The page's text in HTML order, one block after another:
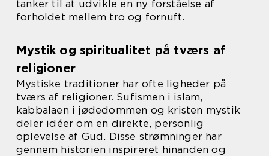
tanker til at udvikle en ny forståelse af
forholdet mellem tro og fornuft.
Mystik og spiritualitet på tværs af
religioner
Mystiske traditioner har ofte ligheder på
tværs af religioner. Sufismen i islam,
kabbalaen i jødedommen og kristen mystik
deler idéer om en direkte, personlig
oplevelse af Gud. Disse strømninger har
gennem historien inspireret hinanden og